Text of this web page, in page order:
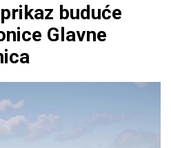
buduće
Glavne